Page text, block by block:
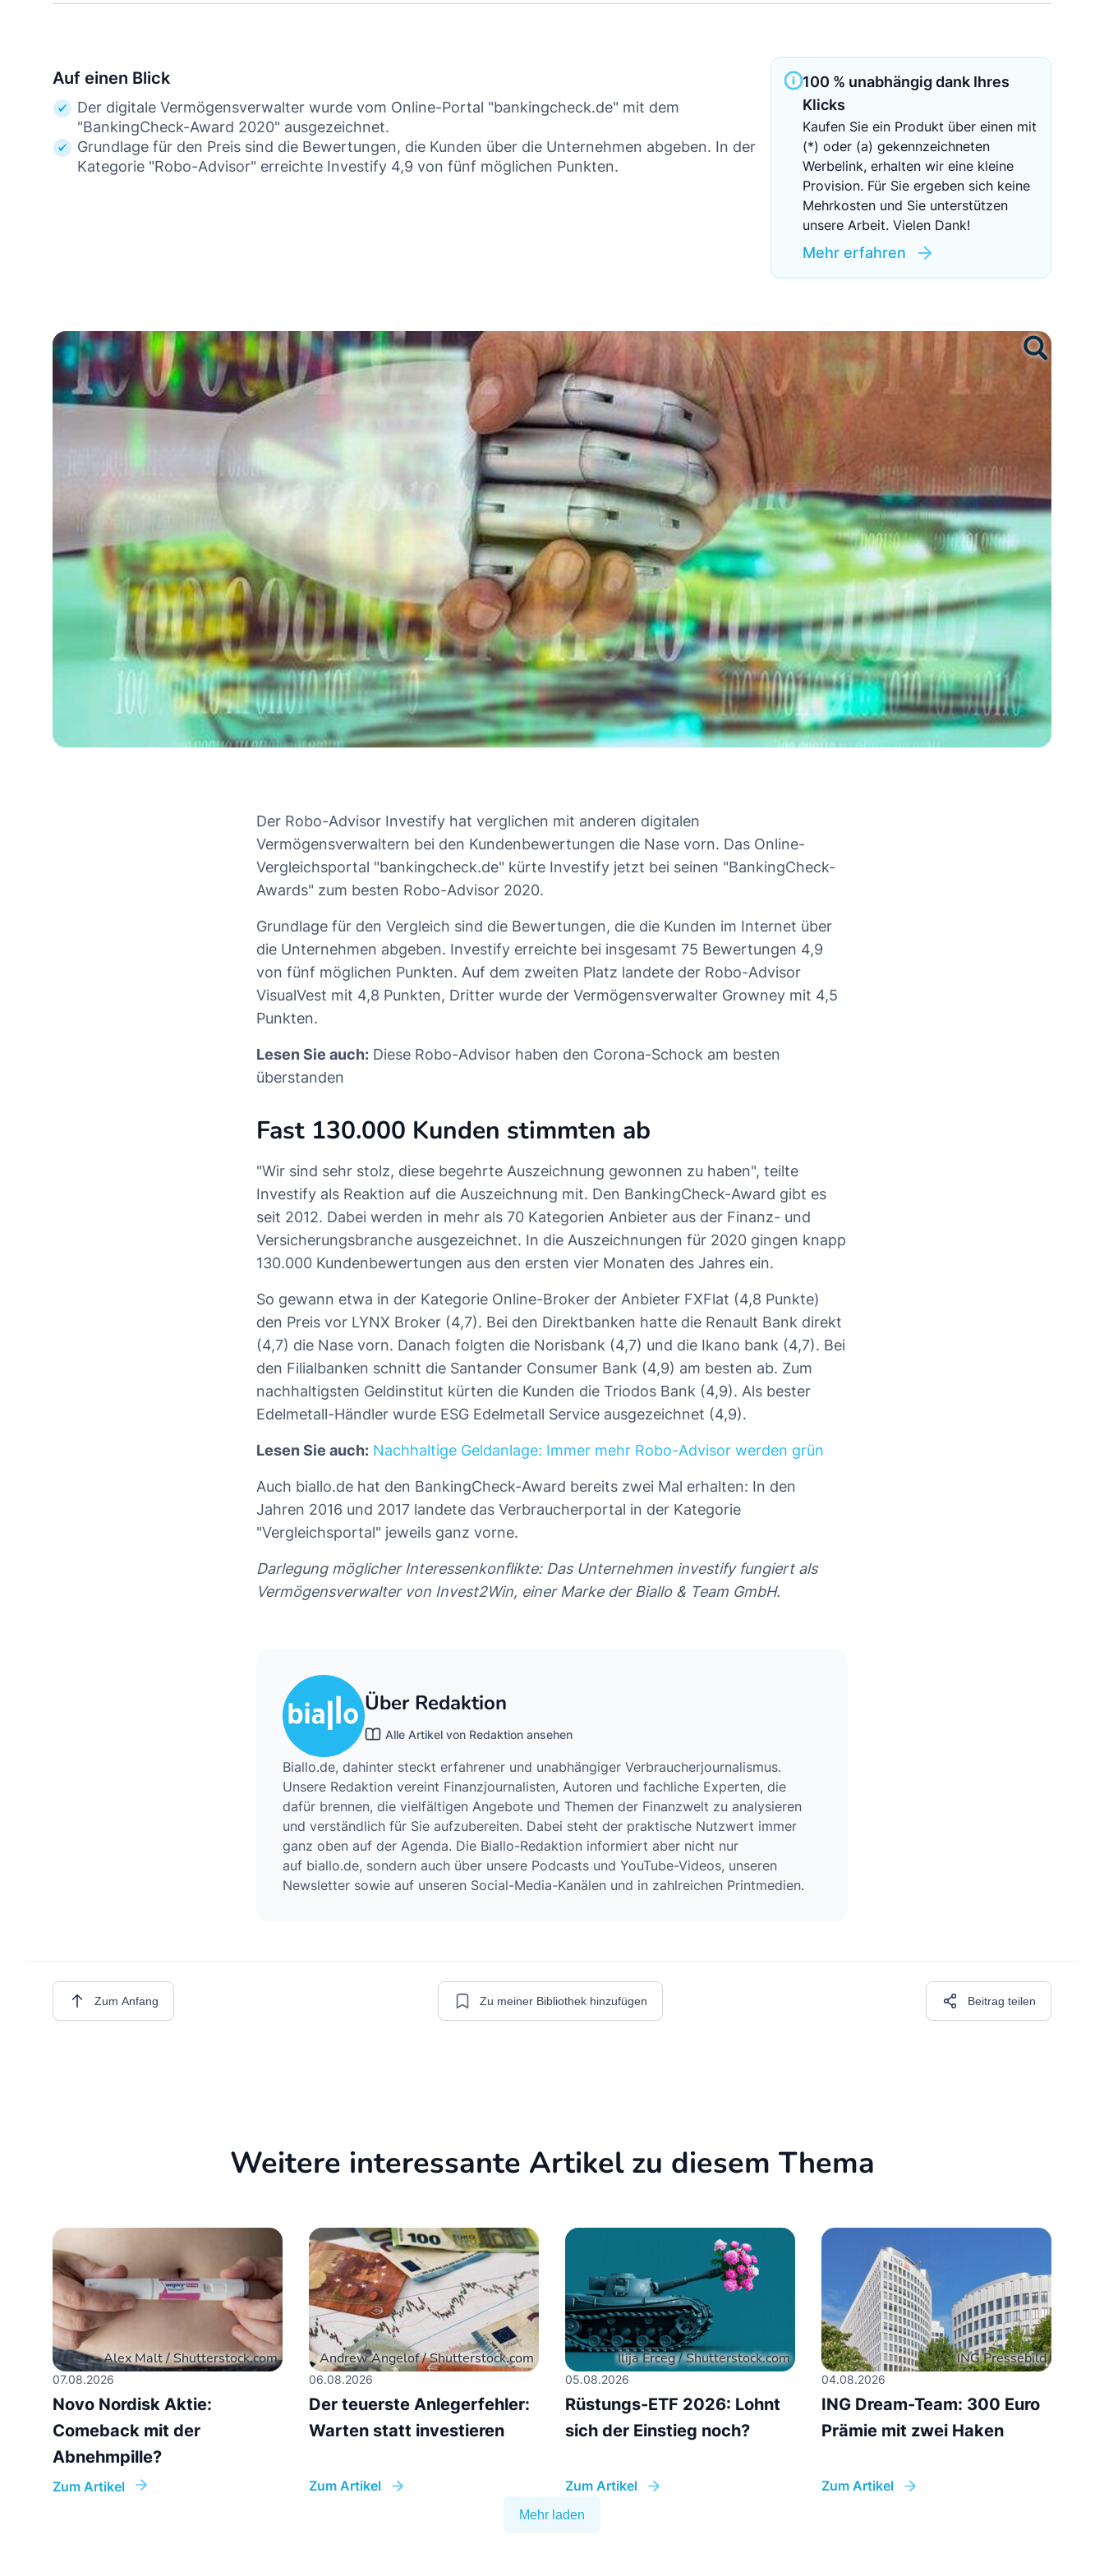
EZB-Leitzins
Auf einen Blick
Der digitale Vermögensverwalter wurde vom Online-Portal "bankingcheck.de" mit dem
"BankingCheck-Award 2020" ausgezeichnet.
Grundlage für den Preis sind die Bewertungen, die Kunden über die Unternehmen abgeben. In der
Kategorie "Robo-Advisor" erreichte Investify 4,9 von fünf möglichen Punkten.
100 % unabhängig dank Ihres
Klicks
Kaufen Sie ein Produkt über einen mit
(*) oder (a) gekennzeichneten
Werbelink, erhalten wir eine kleine
Provision. Für Sie ergeben sich keine
Mehrkosten und Sie unterstützen
unsere Arbeit. Vielen Dank!
Mehr erfahren
Der Robo-Advisor Investify hat verglichen mit anderen digitalen
Vermögensverwaltern bei den Kundenbewertungen die Nase vorn. Das Online-
Vergleichsportal "bankingcheck.de" kürte Investify jetzt bei seinen "BankingCheck-
Awards" zum besten Robo-Advisor 2020.
Grundlage für den Vergleich sind die Bewertungen, die die Kunden im Internet über
die Unternehmen abgeben. Investify erreichte bei insgesamt 75 Bewertungen 4,9
von fünf möglichen Punkten. Auf dem zweiten Platz landete der Robo-Advisor
VisualVest mit 4,8 Punkten, Dritter wurde der Vermögensverwalter Growney mit 4,5
Punkten.
Lesen Sie auch: Diese Robo-Advisor haben den Corona-Schock am besten
überstanden
Fast 130.000 Kunden stimmten ab
"Wir sind sehr stolz, diese begehrte Auszeichnung gewonnen zu haben", teilte
Investify als Reaktion auf die Auszeichnung mit. Den BankingCheck-Award gibt es
seit 2012. Dabei werden in mehr als 70 Kategorien Anbieter aus der Finanz- und
Versicherungsbranche ausgezeichnet. In die Auszeichnungen für 2020 gingen knapp
130.000 Kundenbewertungen aus den ersten vier Monaten des Jahres ein.
So gewann etwa in der Kategorie Online-Broker der Anbieter FXFlat (4,8 Punkte)
den Preis vor LYNX Broker (4,7). Bei den Direktbanken hatte die Renault Bank direkt
(4,7) die Nase vorn. Danach folgten die Norisbank (4,7) und die Ikano bank (4,7). Bei
den Filialbanken schnitt die Santander Consumer Bank (4,9) am besten ab. Zum
nachhaltigsten Geldinstitut kürten die Kunden die Triodos Bank (4,9). Als bester
Edelmetall-Händler wurde ESG Edelmetall Service ausgezeichnet (4,9).
Lesen Sie auch: Nachhaltige Geldanlage: Immer mehr Robo-Advisor werden grün
Auch biallo.de hat den BankingCheck-Award bereits zwei Mal erhalten: In den
Jahren 2016 und 2017 landete das Verbraucherportal in der Kategorie
"Vergleichsportal" jeweils ganz vorne.
Darlegung möglicher Interessenkonflikte: Das Unternehmen investify fungiert als
Vermögensverwalter von Invest2Win, einer Marke der Biallo & Team GmbH.
Über Redaktion
Alle Artikel von Redaktion ansehen
Biallo.de, dahinter steckt erfahrener und unabhängiger Verbraucherjournalismus.
Unsere Redaktion vereint Finanzjournalisten, Autoren und fachliche Experten, die
dafür brennen, die vielfältigen Angebote und Themen der Finanzwelt zu analysieren
und verständlich für Sie aufzubereiten. Dabei steht der praktische Nutzwert immer
ganz oben auf der Agenda. Die Biallo-Redaktion informiert aber nicht nur
auf biallo.de, sondern auch über unsere Podcasts und YouTube-Videos, unseren
Newsletter sowie auf unseren Social-Media-Kanälen und in zahlreichen Printmedien.
Zum Anfang Zu meiner Bibliothek hinzufügen Beitrag teilen
Weitere interessante Artikel zu diesem Thema
07.08.2026
Novo Nordisk Aktie:
Comeback mit der
Abnehmpille?
Zum Artikel
06.08.2026
Der teuerste Anlegerfehler:
Warten statt investieren
Zum Artikel
05.08.2026
Rüstungs-ETF 2026: Lohnt
sich der Einstieg noch?
Zum Artikel
04.08.2026
ING Dream-Team: 300 Euro
Prämie mit zwei Haken
Zum Artikel
Mehr laden